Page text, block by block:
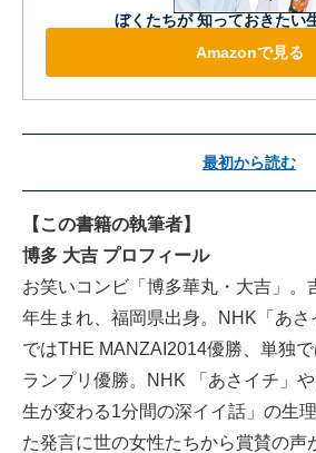
ぼくたちが 知っておきたい
Amazonで見る
最初から読む
【この書籍の執筆者】
博多 大吉 プロフィール
お笑いコンビ「博多華丸・大吉」。
年生まれ、福岡県出身。NHK「あ
ではTHE MANZAI2014優勝、単独
ランプリ優勝。NHK 「あさイチ」
生が変わる1分間の深イイ話」の生
た発言に世の女性たちから賞賛の声